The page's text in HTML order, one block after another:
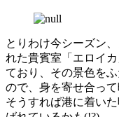
とりわけ今シーズン
れた貴賓室「エロイ
ており、その景色を
ので、身を寄せ合っ
そうすれば港に着い